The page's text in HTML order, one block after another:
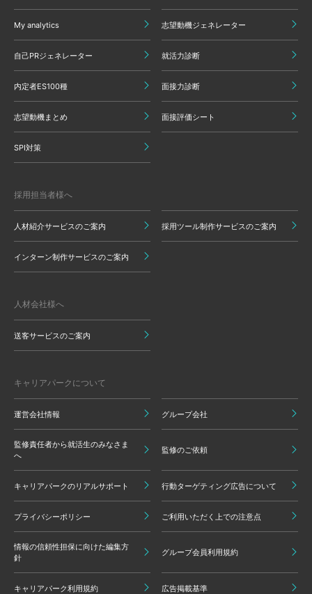
My analytics 志望動機ジェネレーター
自己PRジェネレーター 就活力診断
内定者ES100種 面接力診断
志望動機まとめ 面接評価シート
SPI対策
採用担当者様へ
人材紹介サービスのご案内 採用ツール制作サービスのご案内
インターン制作サービスのご案内
人材会社様へ
送客サービスのご案内
キャリアパークについて
運営会社情報 グループ会社
監修責任者から就活生のみなさま
へ
監修のご依頼
キャリアパークのリアルサポート 行動ターゲティング広告について
プライバシーポリシー ご利用いただく上での注意点
情報の信頼性担保に向けた編集方
針
グループ会員利用規約
キャリアパーク利用規約 広告掲載基準